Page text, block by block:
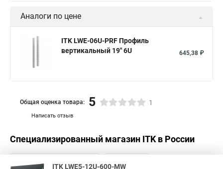
Аналоги по цене
ITK LWE-06U-PRF Профиль
вертикальный 19" 6U
645,38 ₽
Написать отзыв
Общая оценка товара: 5 1
Специализированный магазин ITKв России
ITK LWE5-12U-600-MW